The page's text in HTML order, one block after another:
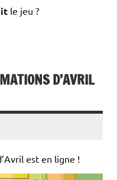
le jeu ?
D’AVRIL
est en ligne !